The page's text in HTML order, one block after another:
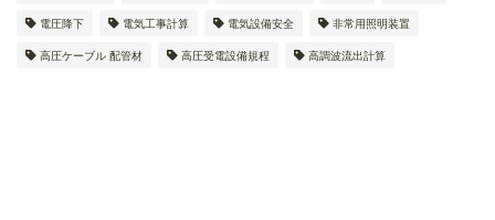
電圧降下 電気工事計算 電気設備安全 非常用照明装置
高圧ケーブル 配管材 高圧受電設備規程 高調波流出計算